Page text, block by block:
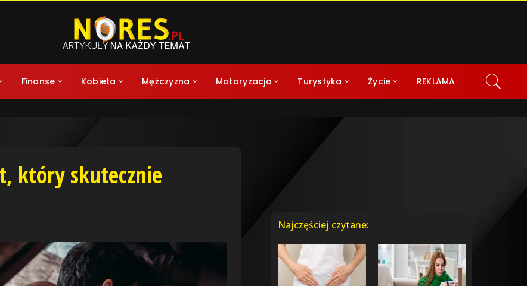
Finanse Kobieta Mężczyzna Motoryzacja Turystyka Życie REKLAMA
który skutecznie
Najczęściej czytane: